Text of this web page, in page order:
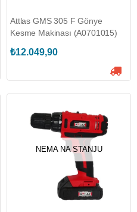
Attlas GMS 305 F Gönye
Kesme Makinası (A0701015)
₺12.049,90
NEMA NA STANJU